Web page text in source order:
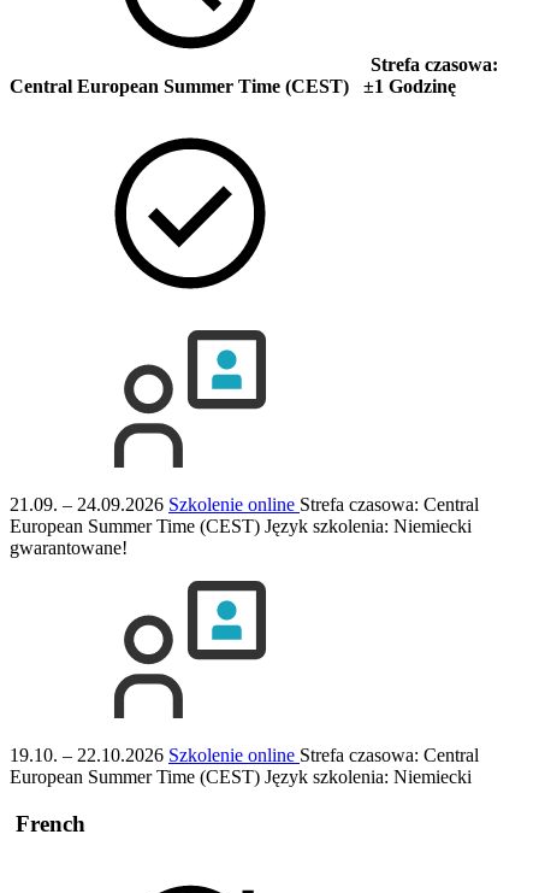
Strefa czasowa:
Central European Summer Time (CEST) ±1 Godzinę
21.09. – 24.09.2026 Szkolenie online Strefa czasowa: Central
European Summer Time (CEST) Język szkolenia: Niemiecki
gwarantowane!
19.10. – 22.10.2026 Szkolenie online Strefa czasowa: Central
European Summer Time (CEST) Język szkolenia: Niemiecki
French